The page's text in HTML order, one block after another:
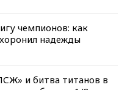
чемпионов: как
надежды
и битва титанов в